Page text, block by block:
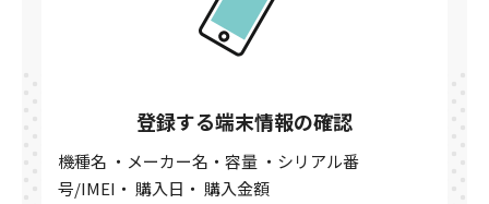
登録する端末情報の確認
機種名 ・メーカー名・容量 ・シリアル番
号/IMEI・ 購入日・ 購入金額